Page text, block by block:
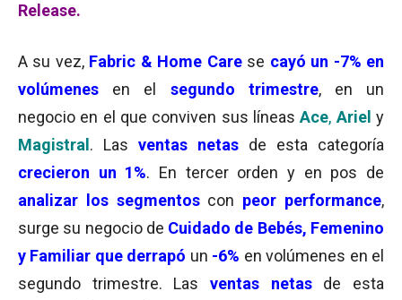
Release.
A su vez, Fabric & Home Carese cayó un -7% en
volúmenes en el segundo trimestre, en un
negocio en el que conviven sus líneasAce, Ariely
Magistral . Las ventas netas de esta categoría
crecieron un 1%. En tercer orden y en pos de
analizar los segmentoscon peor performance,
surge su negocio de Cuidado de Bebés, Femenino
y Familiar que derrapó un -6% en volúmenes en el
segundo trimestre. Las ventas netasde esta